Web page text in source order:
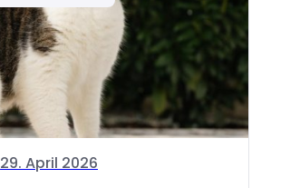
29. April 2026